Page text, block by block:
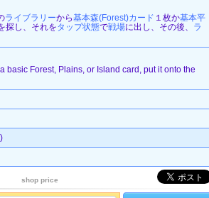
ライブラリーから基本森(Forest)カード １枚か基本平
探し、それをタップ状態で戦場に出し、その後、 ラ
basic Forest, Plains, or Island card, put it onto the
shop price